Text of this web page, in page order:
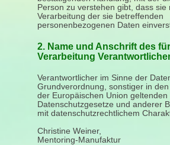
Person zu verstehen gibt, dass sie
Verarbeitung der sie betreffenden
personenbezogenen Daten
2. Name und Anschrift des
Verarbeitung
Verantwortlicher im Sinne der
Grundverordnung, sonstiger in
der Europäischen Union geltenden
Datenschutzgesetze und anderer
mit datenschutzrechtlichem
Christine Weiner,
Mentoring-Manufaktur